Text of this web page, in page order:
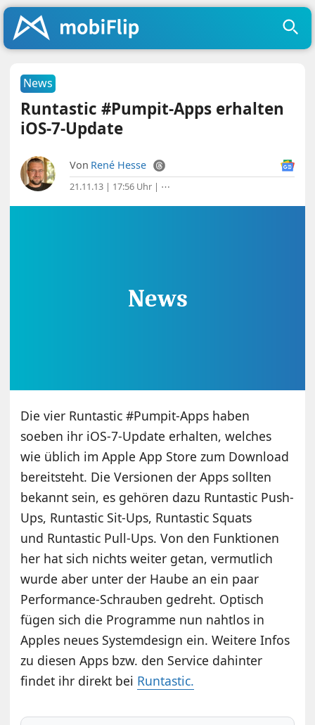
News
Runtastic #Pumpit-Apps erhalten
iOS-7-Update
Von René Hesse
21.11.13 | 17:56 Uhr | ⋯
Die vier Runtastic #Pumpit-Apps haben
soeben ihr iOS-7-Update erhalten, welches
wie üblich im Apple App Store zum Download
bereitsteht. Die Versionen der Apps sollten
bekannt sein, es gehören dazu Runtastic Push-
Ups, Runtastic Sit-Ups, Runtastic Squats
und Runtastic Pull-Ups. Von den Funktionen
her hat sich nichts weiter getan, vermutlich
wurde aber unter der Haube an ein paar
Performance-Schrauben gedreht. Optisch
fügen sich die Programme nun nahtlos in
Apples neues Systemdesign ein. Weitere Infos
zu diesen Apps bzw. den Service dahinter
findet ihr direkt bei Runtastic.